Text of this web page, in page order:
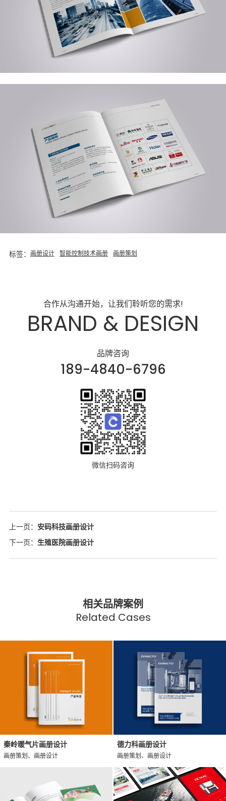
标签： 画册设计 智能控制技术画册 画册策划
合作从沟通开始，让我们聆听您的需求!
BRAND & DESIGN
品牌咨询
189-4840-6796
微信扫码咨询
上一页： 安码科技画册设计
下一页： 生殖医院画册设计
相关品牌案例
Related Cases
秦岭暖气片画册设计
画册策划、画册设计
德力科画册设计
画册策划、画册设计